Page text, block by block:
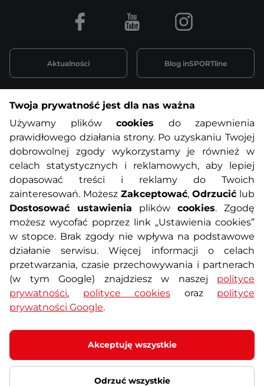
Informacje o zakupach
O nas Regulamin sklepu
Polityka prywatności Koszty przesyłek
Metody płatności Program lojalnościowy
Usługi dodatkowe Reklamacje i serwis
Formularz kontaktowy Wyposażenie siłowni
Aktualności Blog inSPORTline
Facebook Youtube Instagram
Twoja prywatność jest dla nas ważna
Używamy plików cookies do zapewnienia
prawidłowego działania strony. Po uzyskaniu Twojej
dobrowolnej zgody wykorzystamy je również w
celach statystycznych i reklamowych, aby lepiej
dopasować treści i reklamy do Twoich
zainteresowań. Możesz Zakceptować, Odrzucić lub
Dostosować ustawienia plików cookies. Zgodę
możesz wycofać poprzez link „Ustawienia cookies”
w stopce. Brak zgody nie wpływa na podstawowe
działanie serwisu. Więcej informacji o celach
przetwarzania, czasie przechowywania i partnerach
(w tym Google) znajdziesz w naszej polityce
prywatności, polityce cookies oraz polityce
prywatności Google.
Akceptuję wszystkie
Odrzuć wszystkie